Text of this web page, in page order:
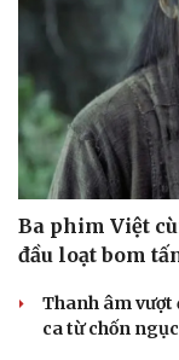
Doanh nghiệp
Thông tin doanh
Doanh nghiệp 24h
Doanh nhân
Vì cộng đồng
Ba phim Việt
đầu loạt bom
Thanh âm vượt
ca từ chốn